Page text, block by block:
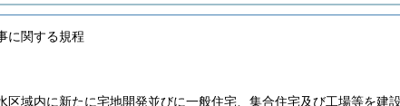
に関する規程
区域内に新たに宅地開発並びに一般住宅、集合住宅及び工場等を建設